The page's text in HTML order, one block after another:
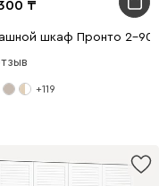
шкаф Пронто 2-
+119